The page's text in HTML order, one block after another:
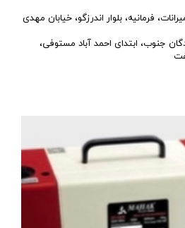
فرمانیه، بلوار اندرزگو، خیابان مهدی
جنوب، ابتدای احمد آباد مستوفی،